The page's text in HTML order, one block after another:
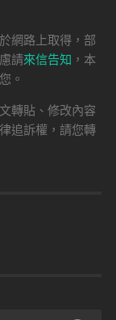
網路上取得，部
請來信告知 ，本
。
轉貼、修改內容
追訴權，請您轉